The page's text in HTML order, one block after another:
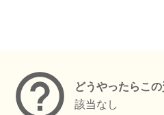
どうやったらこ
該当なし